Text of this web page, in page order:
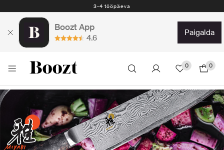
3-4 tööpäeva
Boozt App
4.6
paigalda
0 0